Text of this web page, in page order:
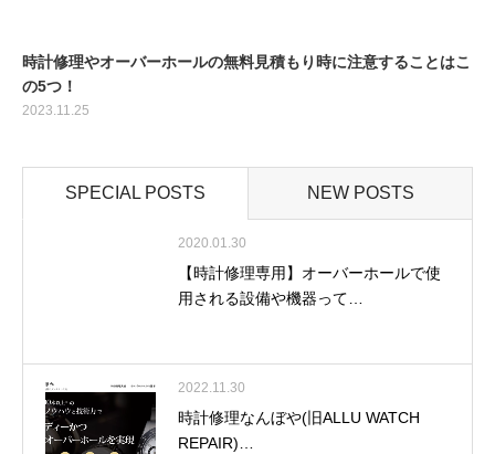
時計修理やオーバーホールの無料見積もり時に注意することはこ
の5つ！
2023.11.25
SPECIAL POSTS NEW POSTS
2020.01.30
【時計修理専用】オーバーホールで使
用される設備や機器って…
2022.11.30
時計修理なんぼや(旧ALLU WATCH
REPAIR)…